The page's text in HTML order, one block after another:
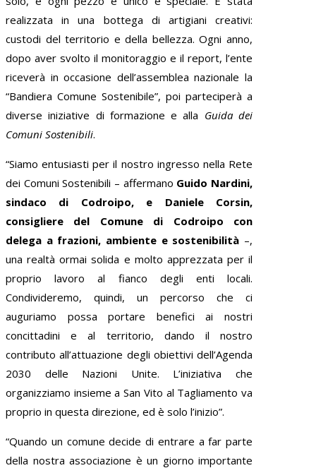
realizzata in una bottega di artigiani creativi:
custodi del territorio e della bellezza. Ogni anno,
dopo aver svolto il monitoraggio e il report, l’ente
riceverà in occasione dell’assemblea nazionale la
“Bandiera Comune Sostenibile”, poi parteciperà a
diverse iniziative di formazione e alla Guida dei
Comuni Sostenibili.
“Siamo entusiasti per il nostro ingresso nella Rete
dei Comuni Sostenibili – affermano Guido Nardini,
sindaco di Codroipo, e Daniele Corsin,
consigliere del Comune di Codroipo con
delega a frazioni, ambiente e sostenibilità –,
una realtà ormai solida e molto apprezzata per il
proprio lavoro al fianco degli enti locali.
Condivideremo, quindi, un percorso che ci
auguriamo possa portare benefici ai nostri
concittadini e al territorio, dando il nostro
contributo all’attuazione degli obiettivi dell’Agenda
2030 delle Nazioni Unite. L’iniziativa che
organizziamo insieme a San Vito al Tagliamento va
proprio in questa direzione, ed è solo l’inizio”.
“Quando un comune decide di entrare a far parte
della nostra associazione è un giorno importante